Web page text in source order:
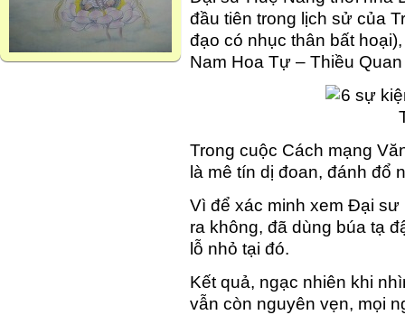
đầu tiên trong lịch sử của
đạo có nhục thân bất
Nam Hoa Tự – Thiều
Trong cuộc Cách mạng
là mê tín dị đoan, đánh đổ
Vì để xác minh xem Đại
ra không, đã dùng búa tạ
lỗ nhỏ tại đó.
Kết quả, ngạc nhiên khi
vẫn còn nguyên vẹn, mọi